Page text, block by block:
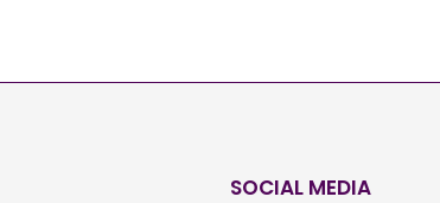
SOCIAL MEDIA